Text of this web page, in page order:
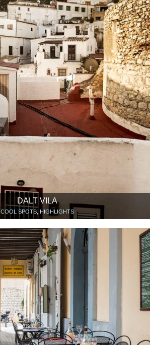
DALT VILA
COOL SPOTS, HIGHLIGHTS